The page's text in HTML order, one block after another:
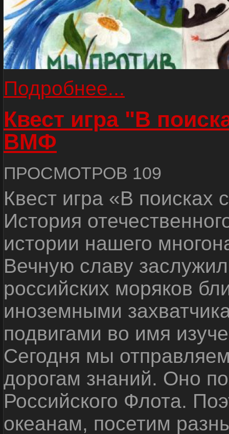
Подробнее...
Квест игра "В
ВМФ
ПРОСМОТРОВ 109
Квест игра «В
История
истории нашего
Вечную славу
российских моряков
иноземными
подвигами во имя
Сегодня мы
дорогам знаний. Оно
Российского Флота.
океанам, посетим